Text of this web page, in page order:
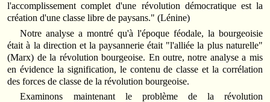
l'accomplissement complet d'une révolution démocratique est la
création d'une classe libre de paysans." (Lénine)
Notre analyse a montré qu'à l'époque féodale, la bourgeoisie
était à la direction et la paysannerie était "l'alliée la plus naturelle"
(Marx) de la révolution bourgeoise. En outre, notre analyse a mis
en évidence la signification, le contenu de classe et la corrélation
des forces de classe de la révolution bourgeoise.
Examinons maintenant le problème de la révolution